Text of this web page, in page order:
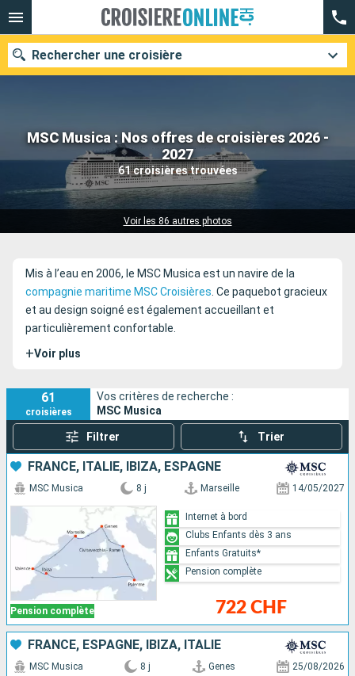
MSC Musica : Nos offres de croisières 2026 -
2027
61 croisières trouvées
Voir les 86 autres photos
Rechercher une croisière
Nos destinations
Mois de départ
Compagnies
Mis à l’eau en 2006, le MSC Musica est un navire de la
compagnie maritime MSC Croisières. Ce paquebot gracieux
et au design soigné est également accueillant et
particulièrement confortable.
+Voir plus
61
croisières
Vos critères de recherche :
MSC Musica
Filtrer Trier
FRANCE, ITALIE, IBIZA, ESPAGNE
Pension complète
MSC Musica 8 j Marseille 14/05/2027
722 CHF
Internet à bord
Clubs Enfants dès 3 ans
Enfants Gratuits*
Pension complète
FRANCE, ESPAGNE, IBIZA, ITALIE
MSC Musica 8 j Genes 25/08/2026